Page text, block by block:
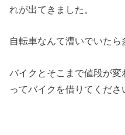
れが出てきました。
自転車なんて漕いでいたら
バイクとそこまで値段が
ってバイクを借りてくださ